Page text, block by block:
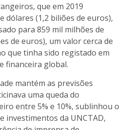
que em 2019
dólares (1,2 biliões de euros),
para 859 mil milhões de
de euros), um valor cerca de
que tinha sido registado em
financeira global.
mantém as previsões
uma queda do
entre 5% e 10%, sublinhou o
investimentos da UNCTAD,